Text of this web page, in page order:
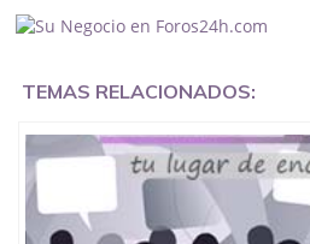
文凭怎么办,怎么办理本科/研究
毕业证怎么办理551190476国外
以制作美国毕业证551190476哪
证551190476留学生在哪里可
551190476哪里可以办理加拿
请学校办理假的毕业证成绩单
可以办理水印成绩单
TEMAS RELACIONADOS: